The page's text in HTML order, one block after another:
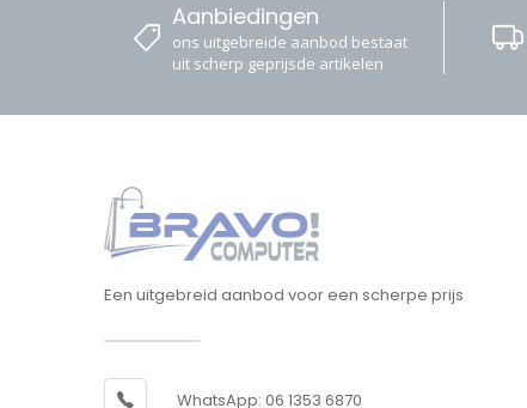
Aanbiedingen
ons uitgebreide aanbod bestaat
uit scherp geprijsde artikelen
Een uitgebreid aanbod voor een scherpe prijs
WhatsApp: 06 1353 6870